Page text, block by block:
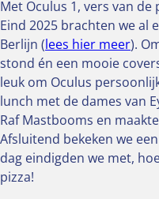
Met Oculus 1, vers van de
Eind 2025 brachten we al
Berlijn (lees hier meer).
stond én een mooie
leuk om Oculus
lunch met de dames van
Raf Mastbooms en
Afsluitend bekeken we
dag eindigden we met,
pizza!